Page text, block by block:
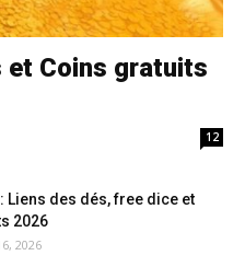
et Coins gratuits
12
Liens des dés, free dice et
2026
2026